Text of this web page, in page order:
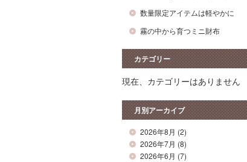
数量限定アイテムは軽やかに
霧の中から育つミニ財布
カテゴリー
現在、カテゴリーはありません
月別アーカイブ
2026年8月 (2)
2026年7月 (8)
2026年6月 (7)